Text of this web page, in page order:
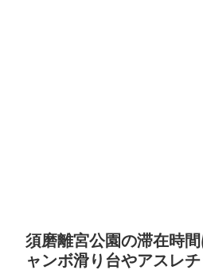
須磨離宮公園の滞在時
ャンボ滑り台やアスレ